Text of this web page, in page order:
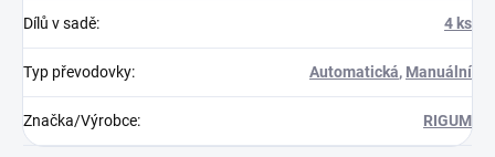
Dílů v sadě: 4 ks
Typ převodovky: Automatická, Manuální
Značka/Výrobce: RIGUM